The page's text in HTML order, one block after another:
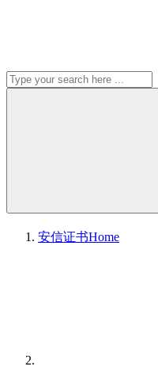
安信证书Home